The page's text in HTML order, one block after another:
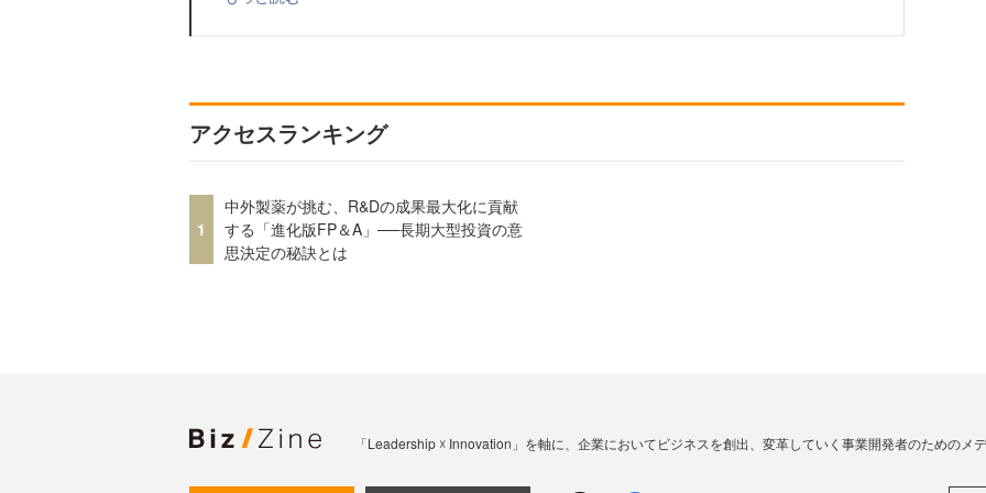
アクセスランキング
1
中外製薬が挑む、R&Dの成果最大化に貢献
する「進化版FP＆A」──長期大型投資の意
思決定の秘訣とは
「Leadership ☓ Innovation」を軸に、企業においてビジネスを創出、変革していく事業開発者のためのメデ